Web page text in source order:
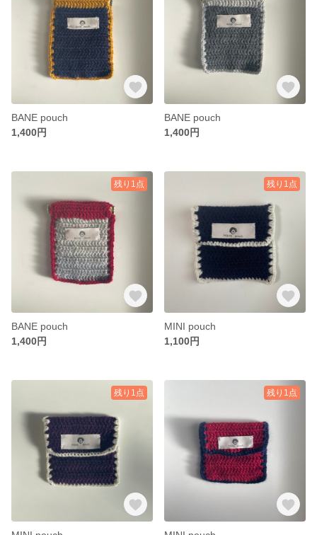
BANE pouch
1,400円
BANE pouch
1,400円
残り1点
BANE pouch
1,400円
残り1点
MINI pouch
1,100円
残り1点 残り1点